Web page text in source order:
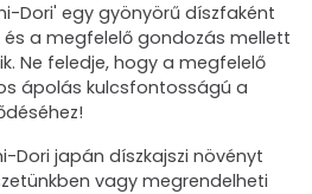
Dori' egy gyönyörű díszfaként
a megfelelő gondozás mellett
Ne feledje, hogy a megfelelő
ápolás kulcsfontosságú a
Dori japán díszkajszi növényt
vagy megrendelheti